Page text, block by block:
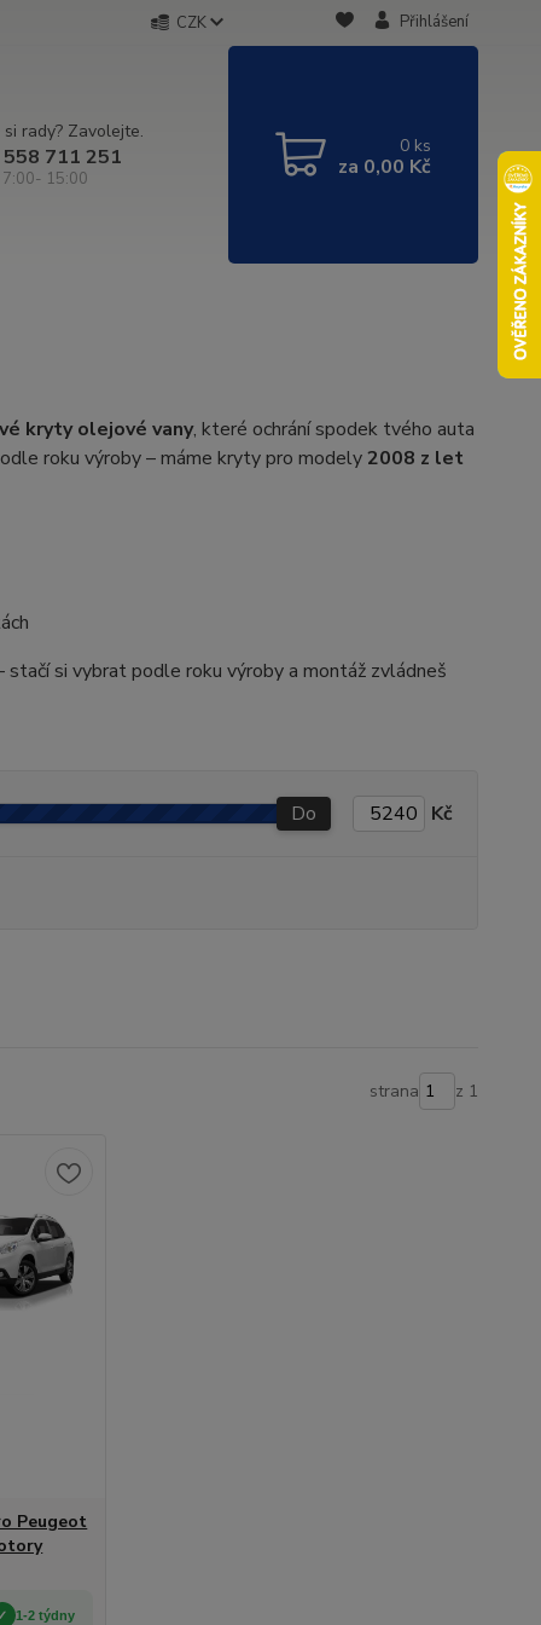
CZK Přihlášení
rady? Zavolejte.
711 251
7:00- 15:00
0 ks
za 0,00 Kč
kryty olejové vany, které ochrání spodek tvého auta
roku výroby – máme kryty pro modely2008 z let
stačí si vybrat podle roku výroby a montáž zvládneš
Do Kč
strana z 1
Peugeot
1-2 týdny